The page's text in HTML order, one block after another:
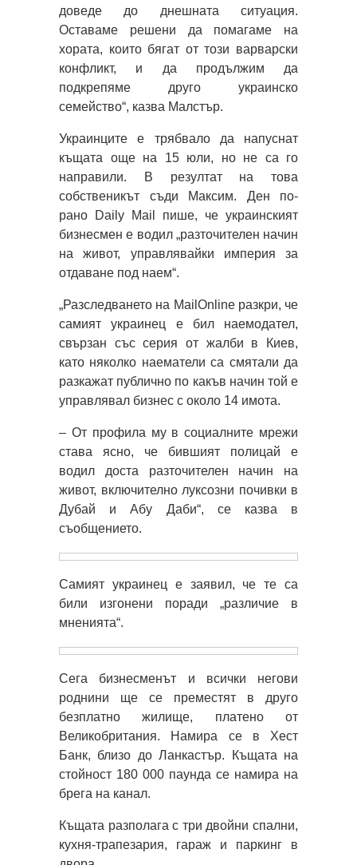
доведе до днешната ситуация.
Оставаме решени да помагаме на
хората, които бягат от този варварски
конфликт, и да продължим да
подкрепяме друго украинско
семейство“, казва Малстър.
Украинците е трябвало да напуснат
къщата още на 15 юли, но не са го
направили. В резултат на това
собственикът съди Максим. Ден по-
рано Daily Mail пише, че украинският
бизнесмен е водил „разточителен начин
на живот, управлявайки империя за
отдаване под наем“.
„Разследването на MailOnline разкри, че
самият украинец е бил наемодател,
свързан със серия от жалби в Киев,
като няколко наематели са смятали да
разкажат публично по какъв начин той е
управлявал бизнес с около 14 имота.
– От профила му в социалните мрежи
става ясно, че бившият полицай е
водил доста разточителен начин на
живот, включително луксозни почивки в
Дубай и Абу Даби“, се казва в
съобщението.
Самият украинец е заявил, че те са
били изгонени поради „различие в
мненията“.
Сега бизнесменът и всички негови
роднини ще се преместят в друго
безплатно жилище, платено от
Великобритания. Намира се в Хест
Банк, близо до Ланкастър. Къщата на
стойност 180 000 паунда се намира на
брега на канал.
Къщата разполага с три двойни спални,
кухня-трапезария, гараж и паркинг в